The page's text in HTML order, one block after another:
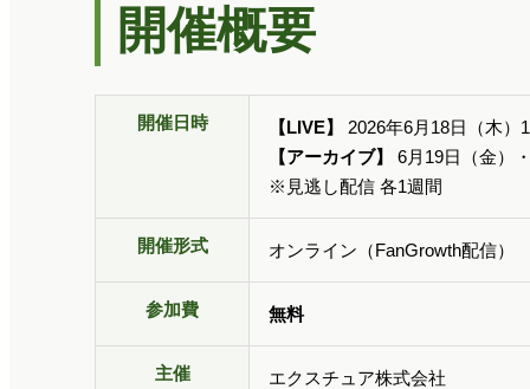
開催概要
開催日時 【LIVE】
2026年6月18日（木）
【アーカイブ】
6月19日（金）
※見逃し配信 各1週間
開催形式 オンライン（FanGrowth配信）
参加費 無料
主催 エクスチュア株式会社